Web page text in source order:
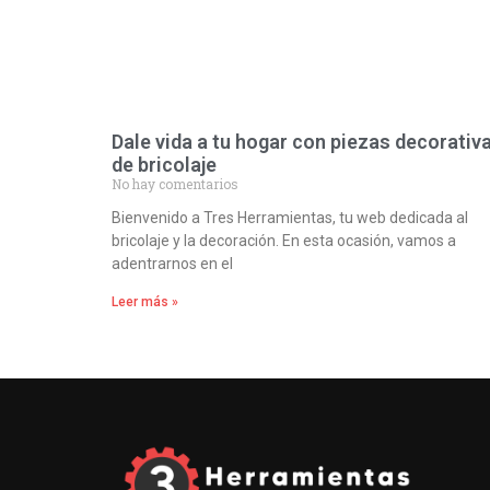
Dale vida a tu hogar con piezas
de bricolaje
No hay comentarios
Bienvenido a Tres Herramientas, tu web dedicada al
bricolaje y la decoración. En esta ocasión, vamos a
adentrarnos en el
Leer más »